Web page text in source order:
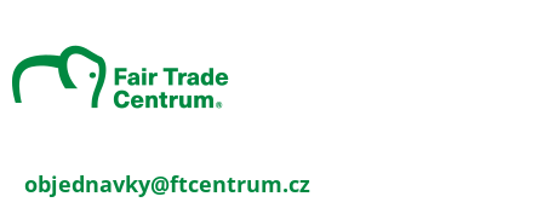
objednavky@ftcentrum.cz